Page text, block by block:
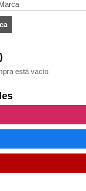
está vacío